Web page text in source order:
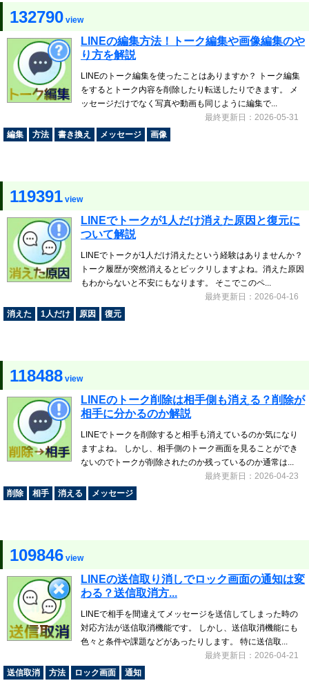
132790 view
LINEの編集方法！トーク編集や画像編集のや
り方を解説
LINEのトーク編集を使ったことはありますか？ トーク編集
をするとトーク内容を削除したり転送したりできます。 メ
ッセージだけでなく写真や動画も同じように編集で...
最終更新日：2026-05-31
編集
方法 書き換え メッセージ 画像
119391 view
LINEでトークが1人だけ消えた原因と復元に
ついて解説
LINEでトークが1人だけ消えたという経験はありませんか？
トーク履歴が突然消えるとビックリしますよね。消えた原因
もわからないと不安にもなります。 そこでこのペ...
最終更新日：2026-04-16
消えた
1人だけ 原因 復元
118488 view
LINEのトーク削除は相手側も消える？削除が
相手に分かるのか解説
LINEでトークを削除すると相手も消えているのか気になり
ますよね。 しかし、相手側のトーク画面を見ることができ
ないのでトークが削除されたのか残っているのか通常は...
最終更新日：2026-04-23
削除
相手 消える メッセージ
109846 view
LINEの送信取り消しでロック画面の通知は変
わる？送信取消方...
LINEで相手を間違えてメッセージを送信してしまった時の
対応方法が送信取消機能です。 しかし、送信取消機能にも
色々と条件や課題などがあったりします。 特に送信取...
最終更新日：2026-04-21
送信取消
方法 ロック画面 通知